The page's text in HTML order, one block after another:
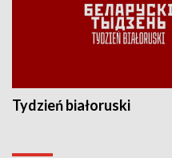
Tydzień białoruski